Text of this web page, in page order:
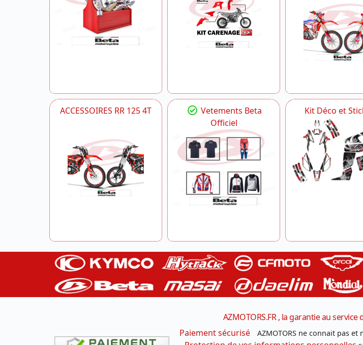
ACCESSOIRES RR 125 4T
Vetements Beta
Officiel
Kit Déco et
AZMOTORS.FR , la garantie au
Paiement sécurisé
AZMOTORS ne connait pas